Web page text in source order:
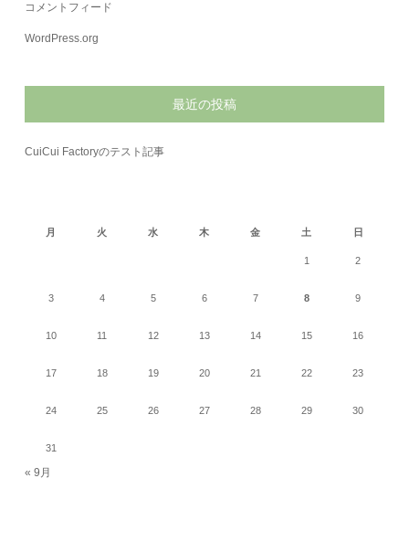
コメントフィード
WordPress.org
最近の投稿
CuiCui Factoryのテスト記事
月
火 水 木 金 土 日
1 2
3 4 5 6 7 8 9
10 11 12 13 14 15 16
17 18 19 20 21 22 23
24 25 26 27 28 29 30
31
« 9月